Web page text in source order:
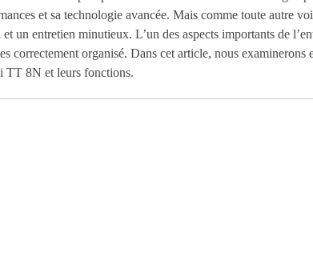
et sa technologie avancée. Mais comme toute autre
un entretien minutieux. L’un des aspects importants de
correctement organisé. Dans cet article, nous examinerons
TT 8N et leurs fonctions.